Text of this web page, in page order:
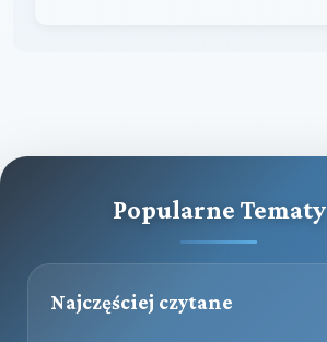
Popularne Tematy
Najczęściej czytane